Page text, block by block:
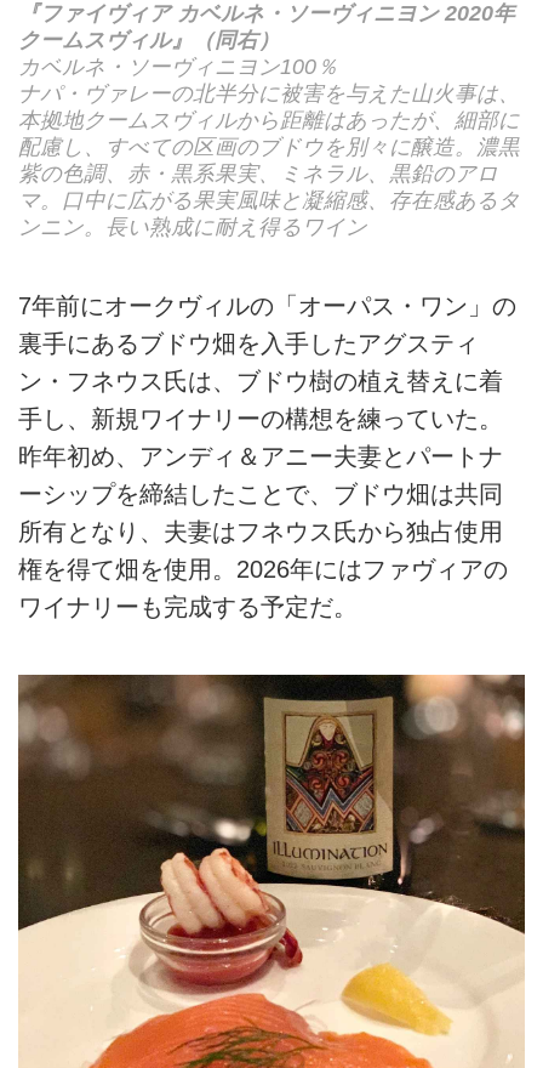
『ファイヴィア カベルネ・ソーヴィニヨン 2020年
クームスヴィル』（同右）
カベルネ・ソーヴィニヨン100％
ナパ・ヴァレーの北半分に被害を与えた山火事は、
本拠地クームスヴィルから距離はあったが、細部に
配慮し、すべての区画のブドウを別々に醸造。濃黒
紫の色調、赤・黒系果実、ミネラル、黒鉛のアロ
マ。口中に広がる果実風味と凝縮感、存在感あるタ
ンニン。長い熟成に耐え得るワイン
7年前にオークヴィルの「オーパス・ワン」の
裏手にあるブドウ畑を入手したアグスティ
ン・フネウス氏は、ブドウ樹の植え替えに着
手し、新規ワイナリーの構想を練っていた。
昨年初め、アンディ＆アニー夫妻とパートナ
ーシップを締結したことで、ブドウ畑は共同
所有となり、夫妻はフネウス氏から独占使用
権を得て畑を使用。2026年にはファヴィアの
ワイナリーも完成する予定だ。